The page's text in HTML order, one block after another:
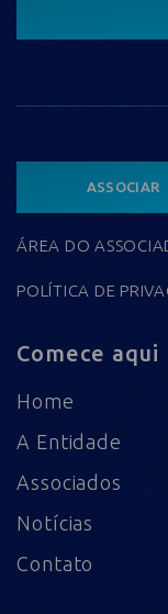
ASSOCIAR
ÁREA DO
POLÍTICA DE
Comece aqui
Home
A Entidade
Associados
Notícias
Contato